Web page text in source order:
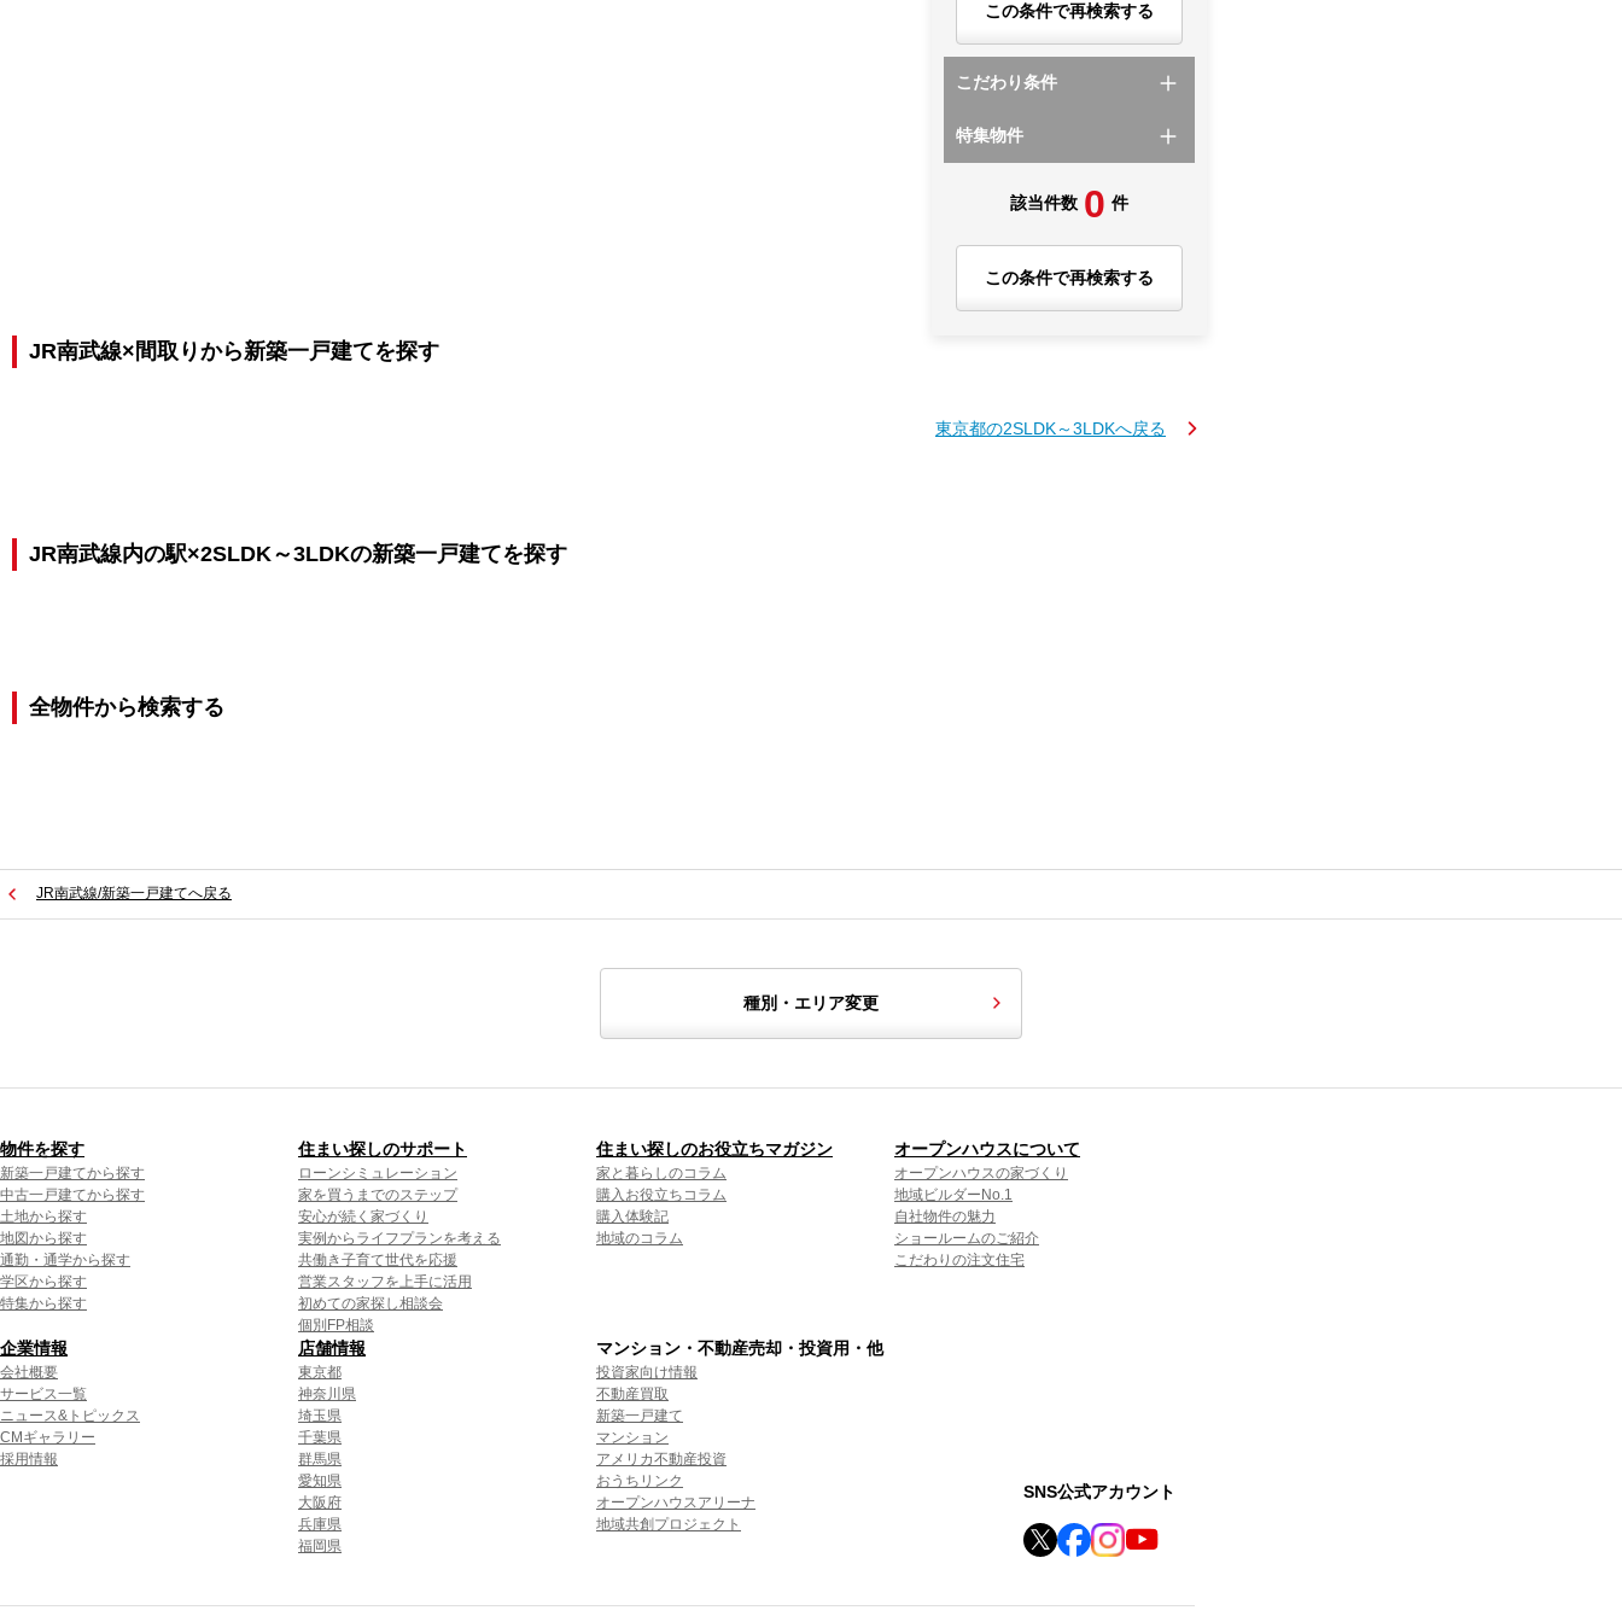
この条件で再検索する
こだわり条件
特集物件
該当件数 0 件
この条件で再検索する
JR南武線×間取りから新築一戸建てを探す
東京都の2SLDK～3LDKへ戻る
JR南武線内の駅×2SLDK～3LDKの新築一戸建てを探す
全物件から検索する
JR南武線/新築一戸建てへ戻る
種別・エリア変更
物件を探す
新築一戸建てから探す
中古一戸建てから探す
土地から探す
地図から探す
通勤・通学から探す
学区から探す
特集から探す
住まい探しのサポート
ローンシミュレーション
家を買うまでのステップ
安心が続く家づくり
実例からライフプランを考える
共働き子育て世代を応援
営業スタッフを上手に活用
初めての家探し相談会
個別FP相談
住まい探しのお役立ちマガジン
家と暮らしのコラム
購入お役立ちコラム
購入体験記
地域のコラム
オープンハウスについて
オープンハウスの家づくり
地域ビルダーNo.1
自社物件の魅力
ショールームのご紹介
こだわりの注文住宅
企業情報
会社概要
サービス一覧
ニュース&トピックス
CMギャラリー
採用情報
店舗情報
東京都
神奈川県
埼玉県
千葉県
群馬県
愛知県
大阪府
兵庫県
福岡県
マンション・不動産売却・投資用・他
投資家向け情報
不動産買取
新築一戸建て
マンション
アメリカ不動産投資
おうちリンク
オープンハウスアリーナ
地域共創プロジェクト
SNS公式アカウント